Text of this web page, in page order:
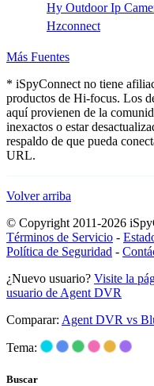
Hy Outdoor Ip
Hzconnect
Más Fuentes
* iSpyConnect no tiene
productos de Hi-focus. Los
aquí provienen de la
inexactos o estar
respaldo de que pueda
URL.
Volver arriba
© Copyright 2011-2026
Términos de Servicio -
Política de Seguridad -
¿Nuevo usuario? Visite la
usuario de Agent DVR
Comparar: Agent DVR vs
Tema:
Buscar